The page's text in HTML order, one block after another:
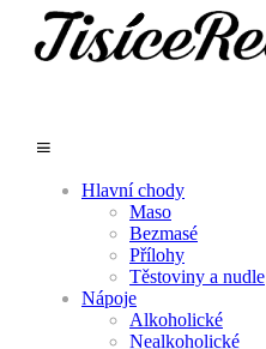
Hlavní chody
Maso
Bezmasé
Přílohy
Těstoviny a nudle
Nápoje
Alkoholické
Nealkoholické